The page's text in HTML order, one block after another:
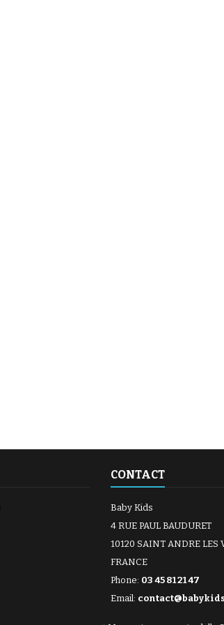
CONTACT
Baby Kids
4 RUE PAUL BAUDURET
10120 SAINT ANDRE LES
FRANCE
Phone: 03 45 81 21 47
Email: